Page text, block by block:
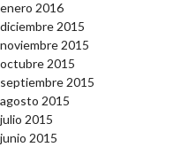
enero 2016
diciembre 2015
noviembre 2015
octubre 2015
septiembre 2015
agosto 2015
julio 2015
junio 2015